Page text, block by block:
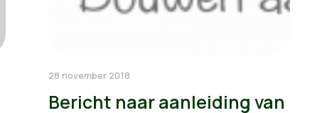
28 november 2018
Bericht naar aanleiding van